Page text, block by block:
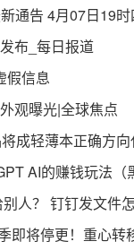
通告 4月07日19
布_每日报道
假信息
观曝光|全球焦点
成轻薄本正确方
AI的赚钱玩法（
人？ 钉钉发文件
即将停更！重心转